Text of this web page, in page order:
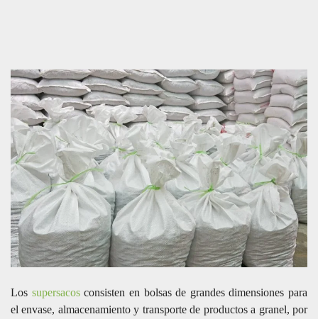
Los supersacosconsisten en bolsas de grandes dimensiones para
el envase, almacenamiento y transporte de productos a granel, por